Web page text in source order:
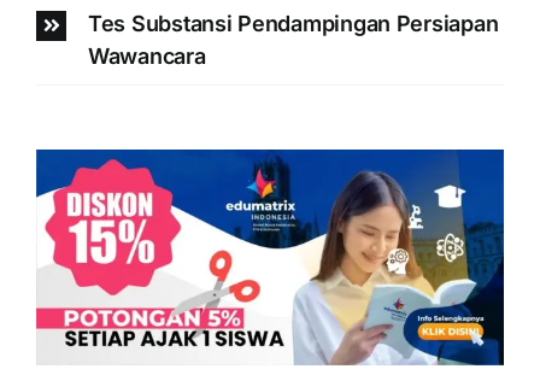
Tes Substansi Pendampingan Persiapan
Wawancara